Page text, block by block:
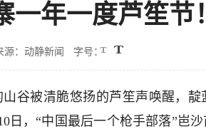
一年一度芦笙节
源：动静新闻 字号：
山谷被清脆悠扬的芦笙声唤醒，
日，“中国最后一个枪手部落”岜